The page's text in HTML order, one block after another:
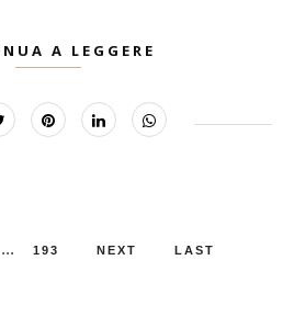
A LEGGERE
... 193 NEXT LAST